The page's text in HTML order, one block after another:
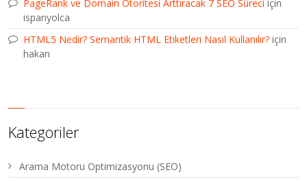
PageRank ve Domain Otoritesi Arttıracak 7 SEO Süreci için
ispanyolca
HTML5 Nedir? Semantik HTML Etiketleri Nasıl Kullanılır? için
hakan
Kategoriler
Arama Motoru Optimizasyonu (SEO)